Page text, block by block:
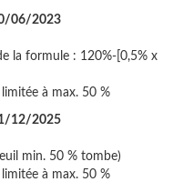
06/2023
la formule : 120%-[0,5% x
à max. 50 %
12/2025
min. 50 % tombe)
à max. 50 %